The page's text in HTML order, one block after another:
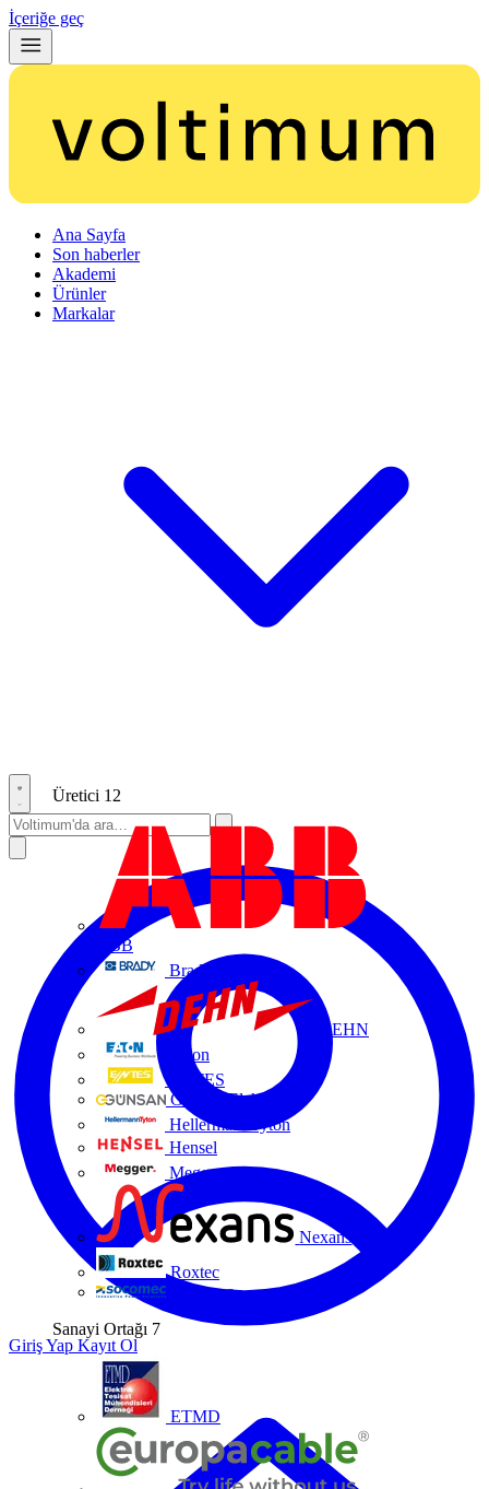
İçeriğe geç
Ana Sayfa
Son haberler
Akademi
Ürünler
Markalar
Üretici 12
ABB
Brady
DEHN
Eaton
ENTES
Günsan Elektrik
HellermannTyton
Hensel
Megger
Nexans
Roxtec
Socomec
Sanayi Ortağı 7
ETMD
Giriş Yap Kayıt Ol